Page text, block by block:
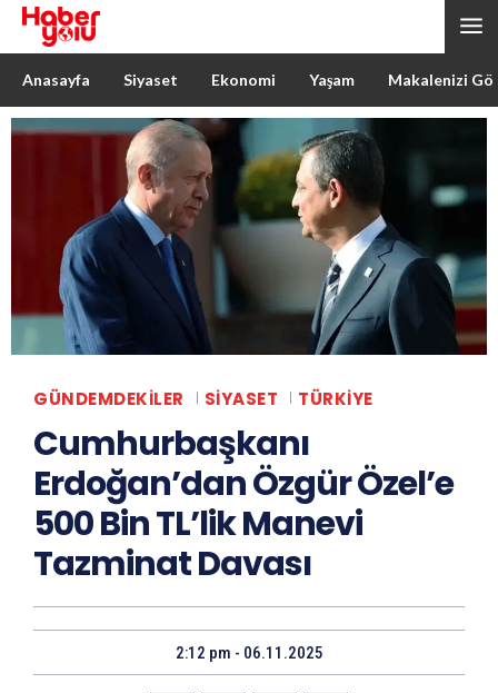
Anasayfa Siyaset Ekonomi Yaşam Makalenizi
GÜNDEMDEKILER SIYASET TÜRKIYE
Cumhurbaşkanı
Erdoğan’dan Özgür Özel’e
500 Bin TL’lik Manevi
Tazminat Davası
2:12 pm - 06.11.2025